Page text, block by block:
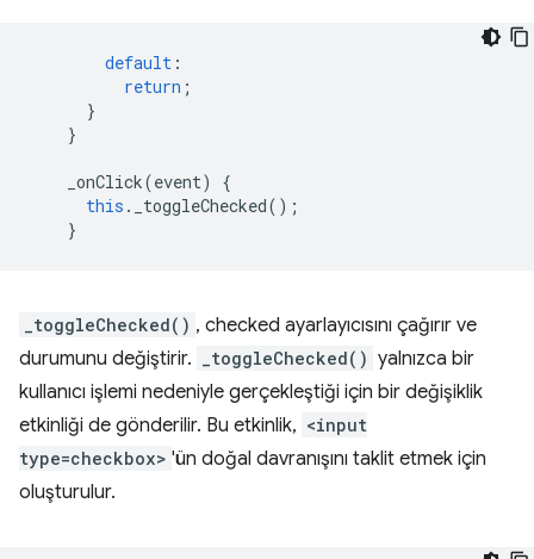
default :
return ;
}
}
_onClick(event)
{
this . _toggleChecked();
}
_toggleChecked() , checked ayarlayıcısını çağırır ve
durumunu değiştirir.
_toggleChecked() yalnızca bir
kullanıcı işlemi nedeniyle gerçekleştiği için bir değişiklik
etkinliği de gönderilir. Bu etkinlik, <input
type=checkbox> 'ün doğal davranışını taklit etmek için
oluşturulur.